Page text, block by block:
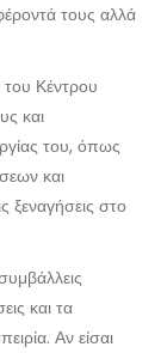
τους αλλά
Κέντρου
και
του, όπως
και
ξεναγήσεις στο
και τα
Αν είσαι